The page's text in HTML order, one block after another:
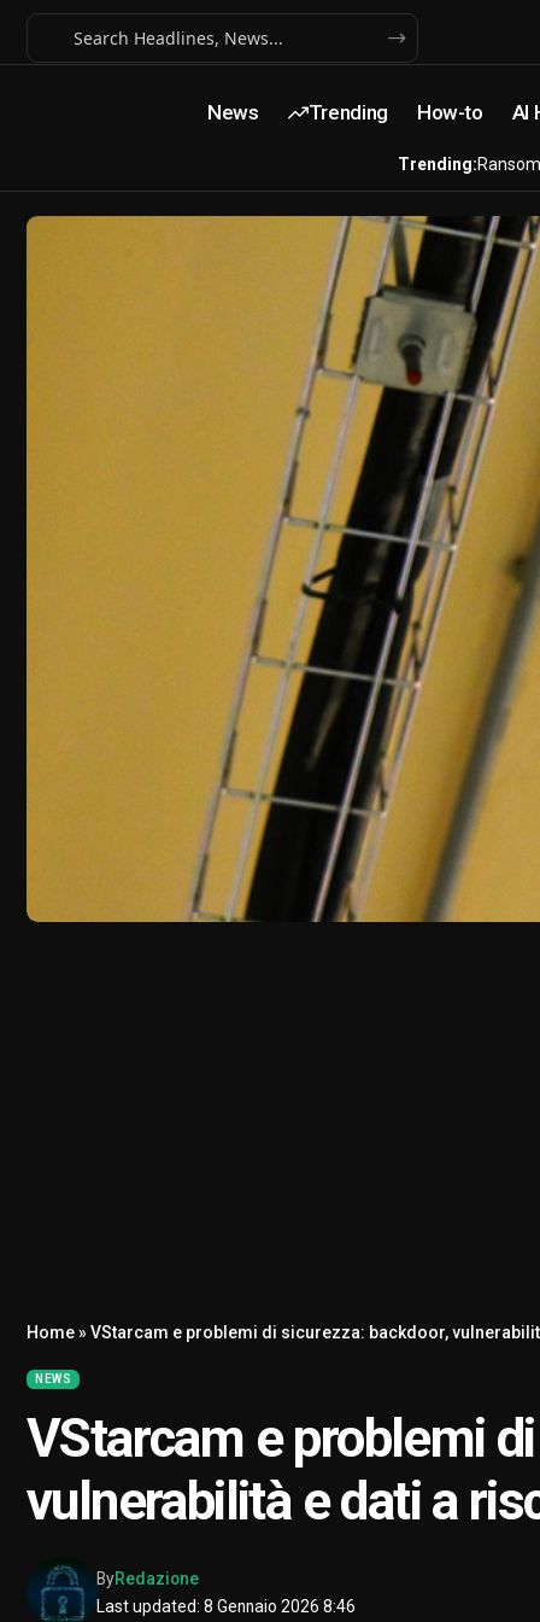
News Trending How-to AI
Trending:
Home»VStarcam e problemi di sicurezza: backdoor,
NEWS
VStarcam e problemi
vulnerabilità e dati a
Last updated: 8 Gennaio 2026 8:46
ByRedazione